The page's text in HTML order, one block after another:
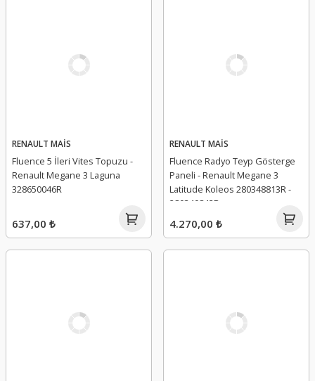
RENAULT MAİS
Fluence 5 İleri Vites Topuzu -
Renault Megane 3 Laguna
328650046R
637,00 ₺
RENAULT MAİS
Fluence Radyo Teyp Gösterge
Paneli - Renault Megane 3
Latitude Koleos 280348813R -
280340842R
4.270,00 ₺